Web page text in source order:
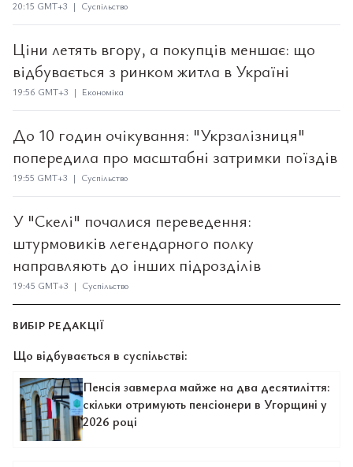
20:15 GMT+3 | Суспільство
Ціни летять вгору, а покупців меншає: що
відбувається з ринком житла в Україні
19:56 GMT+3 | Економіка
До 10 годин очікування: "Укрзалізниця"
попередила про масштабні затримки поїздів
19:55 GMT+3 | Суспільство
У "Скелі" почалися переведення:
штурмовиків легендарного полку
направляють до інших підрозділів
19:45 GMT+3 | Суспільство
ВИБІР РЕДАКЦІЇ
Що відбувається в суспільстві:
Пенсія завмерла майже на два десятиліття:
скільки отримують пенсіонери в Угорщині у
2026 році